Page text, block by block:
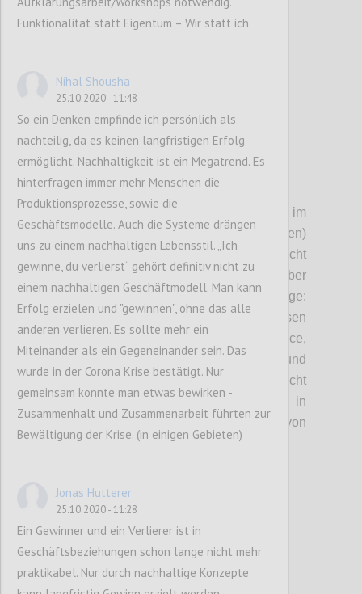
P3
DieseWertediskussion steht auch im
Zusammenhang miteiner (neuen)
Sinnorientierungin Unternehmen, die nicht
zuletzt zur
Attraktivität als Arbeitgeber
beitragen kann. Das führt uns auch zur Frage:
Wie kann Erfolg neu definiert und gemessen
werden? Dafür braucht es eine n eue Balance,
neue Tools,neueMethoden
und
Bericht smodelle undIndikatoren
(nicht
finanziell gemeint ).Wobei wir
das in
Zusammenhang mit der Übernahme
von
Verantwortung diskutiert haben
Funktionalität statt Eigentum – Wir statt ich
Nihal Shousha
25.10.2020 - 11:48
So ein Denken empfinde ich persönlich als
nachteilig, da es keinen langfristigen Erfolg
ermöglicht. Nachhaltigkeit ist ein Megatrend. Es
hinterfragen immer mehr Menschen die
Produktionsprozesse, sowie die
Geschäftsmodelle. Auch die Systeme drängen
uns zu einem nachhaltigen Lebensstil. „Ich
gewinne, du verlierst“ gehört definitiv nicht zu
einem nachhaltigen Geschäftmodell. Man kann
Erfolg erzielen und "gewinnen", ohne das alle
anderen verlieren. Es sollte mehr ein
Miteinander als ein Gegeneinander sein. Das
wurde in der Corona Krise bestätigt. Nur
gemeinsam konnte man etwas bewirken -
Zusammenhalt und Zusammenarbeit führten zur
Bewältigung der Krise. (in einigen Gebieten)
Jonas Hutterer
25.10.2020 - 11:28
Ein Gewinner und ein Verlierer ist in
Geschäftsbeziehungen schon lange nicht mehr
praktikabel. Nur durch nachhaltige Konzepte